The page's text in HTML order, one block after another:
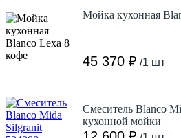
Мойка кухонная
45 370 ₽ /1 шт
Смеситель Blanco
кухонной мойки